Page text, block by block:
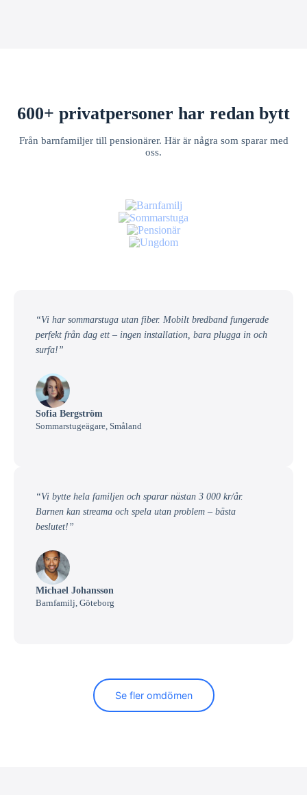
600+ privatpersoner har redan bytt
Från barnfamiljer till pensionärer. Här är några som sparar med
oss.
“Vi har sommarstuga utan fiber. Mobilt bredband fungerade
perfekt från dag ett – ingen installation, bara plugga in och
surfa!”
Sofia Bergström
Sommarstugeägare, Småland
“Vi bytte hela familjen och sparar nästan 3 000 kr/år.
Barnen kan streama och spela utan problem – bästa
beslutet!”
Michael Johansson
Barnfamilj, Göteborg
Se fler omdömen